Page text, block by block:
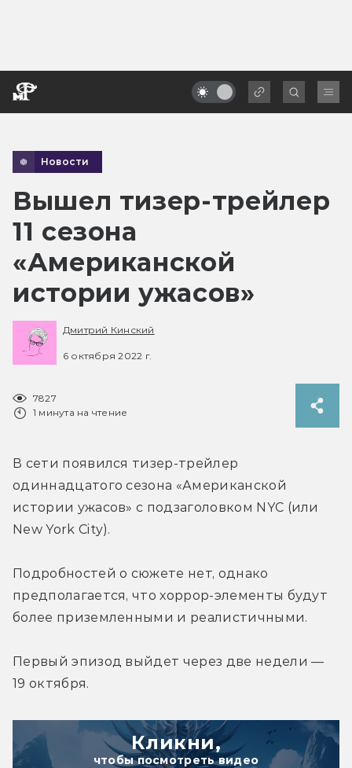
Новости
Вышел тизер-трейлер
11 сезона
«Американской
истории ужасов»
Дмитрий Кинский
6 октября 2022 г.
7827
1 минута на чтение
В сети появился тизер-трейлер
одиннадцатого сезона «Американской
истории ужасов» с подзаголовком NYC (или
New York City).
Подробностей о сюжете нет, однако
предполагается, что хоррор-элементы будут
более приземленными и реалистичными.
Первый эпизод выйдет через две недели —
19 октября.
Кликни,
чтобы посмотреть видео